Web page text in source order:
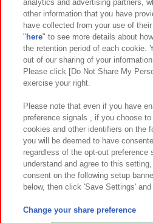
関連会社 サステナビリテ
プライバシーポリシー ウェブアク
お取引先さまとともに
カスタマーハラスメント対応方針 よ
©Bandai Namco
©Bandai Namco
analytics and advertising partners,
other information that you have
have collected from your use of
" here" to see more details about
the retention period of each cookie.
out of our sharing of your
Please click [Do Not Share My
exercise your right.
Please note that even if you have
preference signals , if you choose
cookies and other identifiers on the
you will be deemed to have
regardless of the opt-out preference
understand and agree to this
consent on the following setup
below, then click 'Save Settings'
Change your share preference